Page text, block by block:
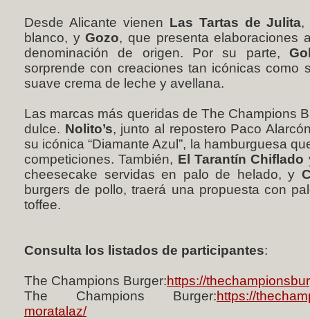
Desde Alicante vienen Las Tartas de Julita,
blanco, yGozo, que presenta elaboraciones
denominación de origen. Por su parte,
sorprende con creaciones tan icónicas como
suave crema de leche y avellana.
Las marcas más queridas de The Champions
dulce. Nolito’s, junto al repostero Paco
su icónica “Diamante Azul”, la hamburguesa
competiciones. También, El Tarantín Chiflado
cheesecake servidas en palo de helado, y
burgers de pollo, traerá una propuesta con
toffee.
Consulta los listados de participantes:
The Champions Burger:https://
The Champions Burger:https://
moratalaz/